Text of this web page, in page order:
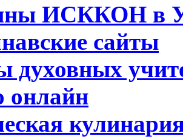
ИСККОН в
сайты
духовных
онлайн